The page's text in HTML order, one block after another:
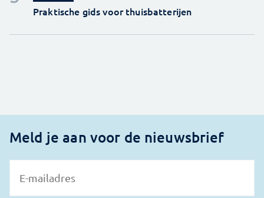
Praktische gids voor thuisbatterijen
Meld je aan voor de nieuwsbrief